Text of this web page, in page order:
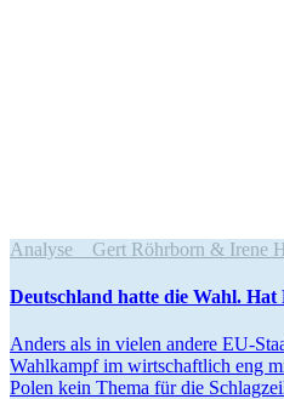
Analyse Gert Röhrborn & Irene
Deutschland hatte die Wahl. Hat
Anders als in vielen andere EU-
Wahlkampf im wirtschaftlich eng
Polen kein Thema für die